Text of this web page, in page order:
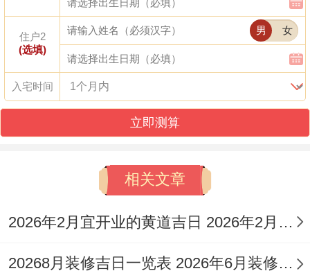
喜神：东南福神:正西财神：正南。
今日所宜:结婚，订婚、开业，装修、乔
迁，签合同、开张，迁坟、签约，交房、进
宅，领证、搬家，迁居、交易，嫁娶、纳
采，开市、买房，买车、钓鱼，栽树、剃胎
嫁，栽种、入土，出差、出门，出行、祭
今日所忌:破日适合拆房子跟围墙、求医看
住户2
(选填)
男 女
入宅时间
立即测算
相关文章
2026年2月宜开业的黄道吉日 2026年2月宜搬家的日子
20268月装修吉日一览表 2026年6月装修吉时